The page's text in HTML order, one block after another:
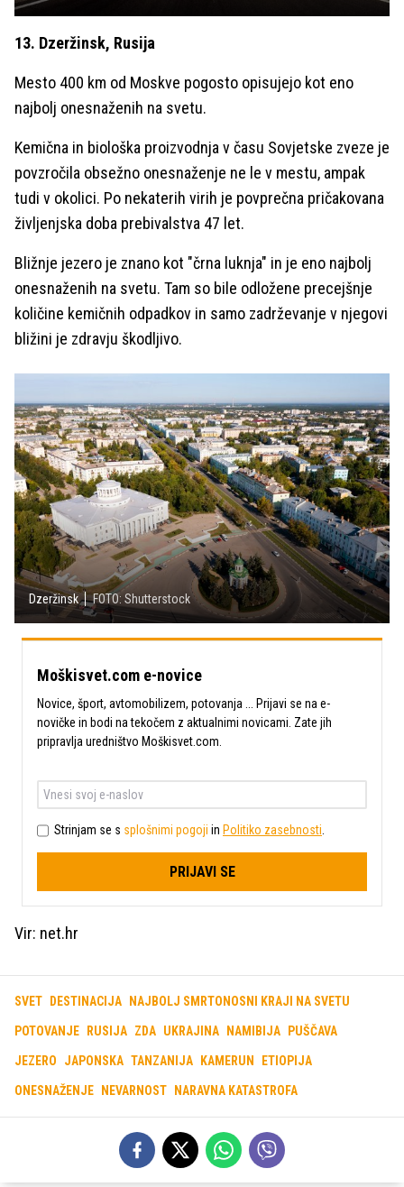
13. Dzeržinsk, Rusija
Mesto 400 km od Moskve pogosto opisujejo kot eno
najbolj onesnaženih na svetu.
Kemična in biološka proizvodnja v času Sovjetske zveze je
povzročila obsežno onesnaženje ne le v mestu, ampak
tudi v okolici. Po nekaterih virih je povprečna pričakovana
življenjska doba prebivalstva 47 let.
Bližnje jezero je znano kot "črna luknja" in je eno najbolj
onesnaženih na svetu. Tam so bile odložene precejšnje
količine kemičnih odpadkov in samo zadrževanje v njegovi
bližini je zdravju škodljivo.
Dzeržinsk FOTO: Shutterstock
Moškisvet.com e-novice
Novice, šport, avtomobilizem, potovanja ... Prijavi se na e-
novičke in bodi na tekočem z aktualnimi novicami. Zate jih
pripravlja uredništvo Moškisvet.com.
Strinjam se s splošnimi pogoji in Politiko zasebnosti.
PRIJAVI SE
Vir: net.hr
SVET DESTINACIJA NAJBOLJ SMRTONOSNI KRAJI NA SVETU
POTOVANJE RUSIJA ZDA UKRAJINA NAMIBIJA PUŠČAVA
JEZERO JAPONSKA TANZANIJA KAMERUN ETIOPIJA
ONESNAŽENJE NEVARNOST NARAVNA KATASTROFA